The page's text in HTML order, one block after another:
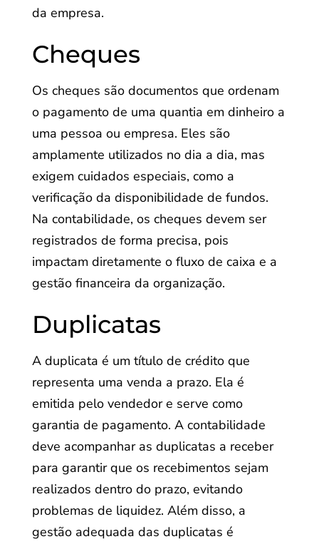
da empresa.
Cheques
Os cheques são documentos que ordenam
o pagamento de uma quantia em dinheiro a
uma pessoa ou empresa. Eles são
amplamente utilizados no dia a dia, mas
exigem cuidados especiais, como a
verificação da disponibilidade de fundos.
Na contabilidade, os cheques devem ser
registrados de forma precisa, pois
impactam diretamente o fluxo de caixa e a
gestão financeira da organização.
Duplicatas
A duplicata é um título de crédito que
representa uma venda a prazo. Ela é
emitida pelo vendedor e serve como
garantia de pagamento. A contabilidade
deve acompanhar as duplicatas a receber
para garantir que os recebimentos sejam
realizados dentro do prazo, evitando
problemas de liquidez. Além disso, a
gestão adequada das duplicatas é